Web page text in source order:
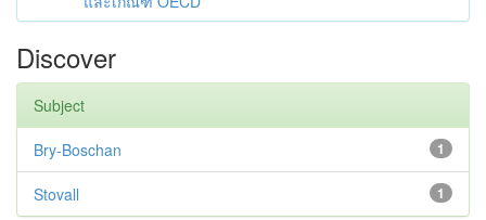
Discover
Subject
1
Bry-Boschan
1
Stovall